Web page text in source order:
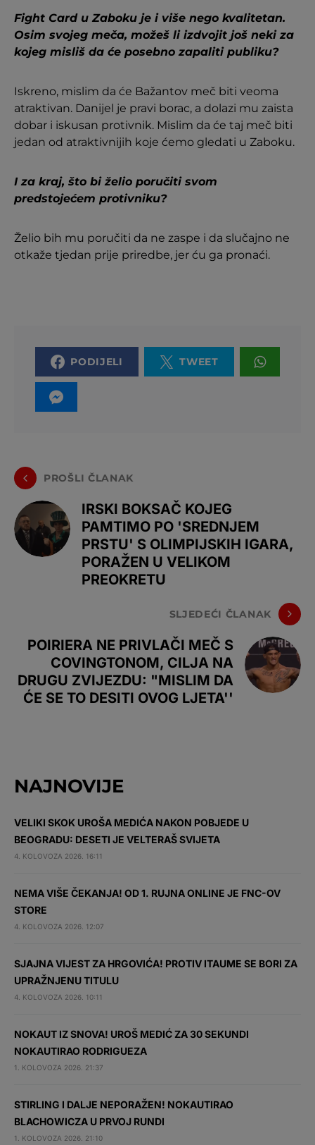
Fight Card u Zaboku je i više nego kvalitetan.
Osim svojeg meča, možeš li izdvojit još neki za
kojeg misliš da će posebno zapaliti publiku?
Iskreno, mislim da će Bažantov meč biti veoma
atraktivan. Danijel je pravi borac, a dolazi mu zaista
dobar i iskusan protivnik. Mislim da će taj meč biti
jedan od atraktivnijih koje ćemo gledati u Zaboku.
I za kraj, što bi želio poručiti svom
predstojećem protivniku?
Želio bih mu poručiti da ne zaspe i da slučajno ne
otkaže tjedan prije priredbe, jer ću ga pronaći.
PODIJELI TWEET
PROŠLI ČLANAK
IRSKI BOKSAČ KOJEG
PAMTIMO PO 'SREDNJEM
PRSTU' S OLIMPIJSKIH IGARA,
PORAŽEN U VELIKOM
PREOKRETU
SLJEDEĆI ČLANAK
POIRIERA NE PRIVLAČI MEČ S
COVINGTONOM, CILJA NA
DRUGU ZVIJEZDU: "MISLIM DA
ĆE SE TO DESITI OVOG LJETA''
NAJNOVIJE
VELIKI SKOK UROŠA MEDIĆA NAKON POBJEDE U
BEOGRADU: DESETI JE VELTERAŠ SVIJETA
4. KOLOVOZA 2026. 16:11
NEMA VIŠE ČEKANJA! OD 1. RUJNA ONLINE JE FNC-OV
STORE
4. KOLOVOZA 2026. 12:07
SJAJNA VIJEST ZA HRGOVIĆA! PROTIV ITAUME SE BORI ZA
UPRAŽNJENU TITULU
4. KOLOVOZA 2026. 10:11
NOKAUT IZ SNOVA! UROŠ MEDIĆ ZA 30 SEKUNDI
NOKAUTIRAO RODRIGUEZA
1. KOLOVOZA 2026. 21:37
STIRLING I DALJE NEPORAŽEN! NOKAUTIRAO
BLACHOWICZA U PRVOJ RUNDI
1. KOLOVOZA 2026. 21:10